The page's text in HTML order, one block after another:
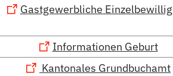
Gastgewerbliche
Informationen Geburt
Kantonales Grundbuchamt